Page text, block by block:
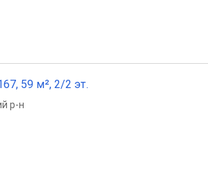
59 м², 2/2 эт.
р-н